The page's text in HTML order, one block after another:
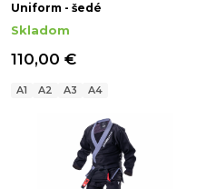
Uniform - šedé
Skladom
110,00 €
A1 A2 A3 A4